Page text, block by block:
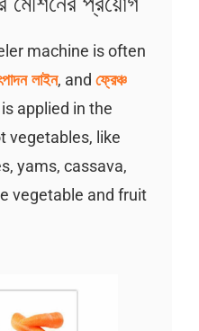
machine is often
লাইন, and ফ্রেঞ্চ
applied in the
vegetables, like
yams, cassava,
vegetable and fruit